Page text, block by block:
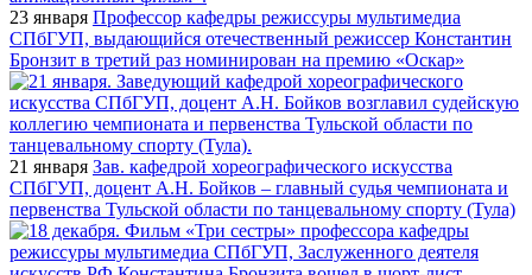
23 января Профессор кафедры режиссуры мультимедиа
СПбГУП, выдающийся отечественный режиссер Константин
Бронзит в третий раз номинирован на премию «Оскар»
21 января Зав. кафедрой хореографического искусства
СПбГУП, доцент А.Н. Бойков – главный судья чемпионата и
первенства Тульской области по танцевальному спорту (Тула)